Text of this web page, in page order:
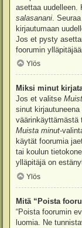
asettaa uudelleen.
salasanani .
kirjautumaan
Jos et pysty
foorumin
Ylös
Miksi minut
Jos et valitse
sinut
väärinkäyttämästä
Muista minut-
käytät foorumia
tai koulun
ylläpitäjä on
Ylös
Mitä “Poista
“Poista foorumin
luomia. Ne